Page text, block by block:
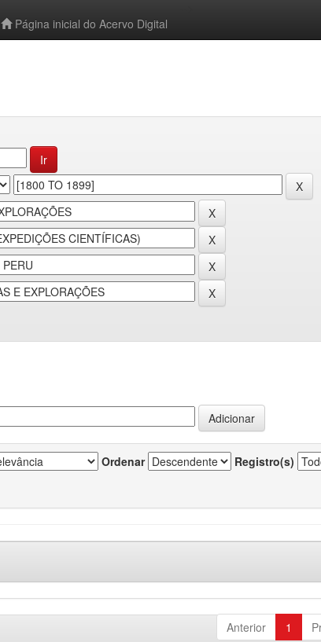
Página inicial do Acervo Digital
Ordenar Registro(s)
Anterior 1